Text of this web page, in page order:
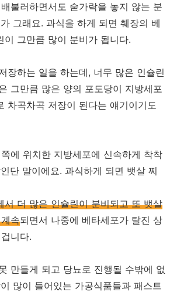
불러하면서도 숟가락을 놓지 않는 분
그래요. 과식을 하게 되면 췌장의 베
이 그만큼 많이 분비가 됩니다.
장하는 일을 하는데, 너무 많은 인슐린
그만큼 많은 양의 포도당이 지방세포
차곡차곡 저장이 된다는 얘기이기도
에 위치한 지방세포에 신속하게 착착
단 말이에요. 과식하게 되면 뱃살 찌
서 더 많은 인슐린이 분비되고 또 뱃살
속되면서 나중에 베타세포가 탈진 상
니다.
만들게 되고 당뇨로 진행될 수밖에 없
많이 들어있는 가공식품들과 패스트